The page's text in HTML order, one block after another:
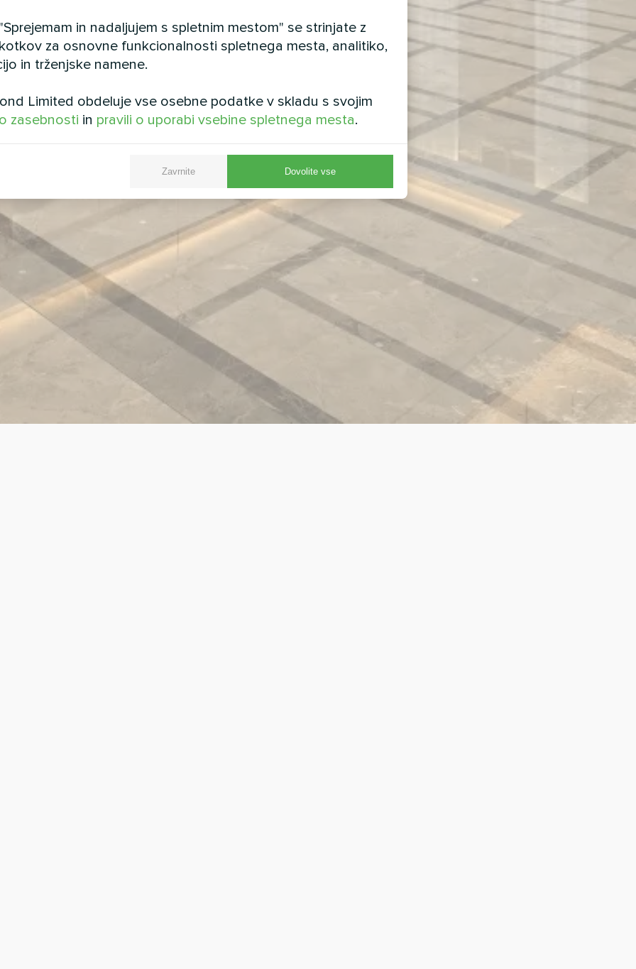
in nadaljujem s spletnim mestom" se strinjate z
za osnovne funkcionalnosti spletnega mesta, analitiko,
in trženjske namene.
Limited obdeluje vse osebne podatke v skladu s svojim
zasebnosti in pravili o uporabi vsebine spletnega mesta.
Zavrnite Dovolite vse